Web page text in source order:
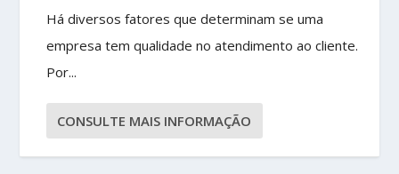
Há diversos fatores que determinam se uma
empresa tem qualidade no atendimento ao cliente.
Por...
CONSULTE MAIS INFORMAÇÃO